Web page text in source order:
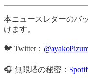
本ニュースレターのバ
けます。
🐦 Twitter：
🎧 無限塔の秘密：